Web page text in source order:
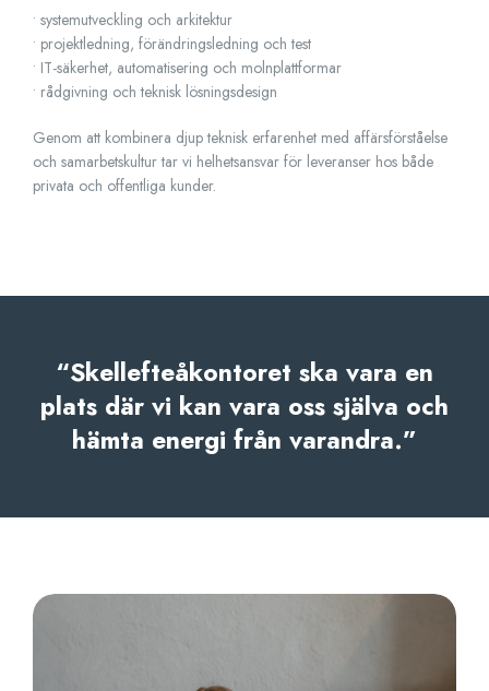
• systemutveckling och arkitektur
• projektledning, förändringsledning och test
• IT-säkerhet, automatisering och molnplattformar
• rådgivning och teknisk lösningsdesign
Genom att kombinera djup teknisk erfarenhet med affärsförståelse
och samarbetskultur tar vi helhetsansvar för leveranser hos både
privata och offentliga kunder.
“Skellefteåkontoret ska vara en
plats där vi kan vara oss själva och
hämta energi från varandra.”